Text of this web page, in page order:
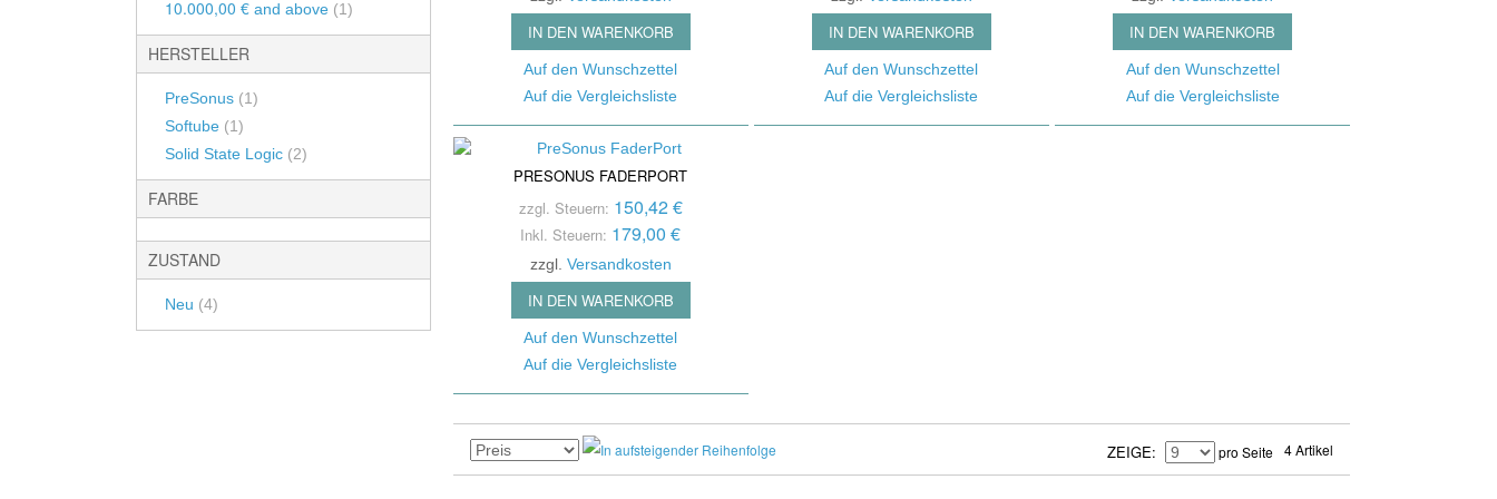
Other 500 Series Modules
Kanalzüge / Channelstrips
Racksysteme
SSL Xlogic Xrack
80 Series Rack
Tube Tech Rack
BURL Audio B80
API 200er Serie
Neve Rack
Line Amps
DI-Boxen
Verstärker / Endstufen
Blender
Steckfelder / Patchbays
Taktgeber / Wordclocks
Noise Reduction / Klang-
Splitter
Other Signal Prozessors
Hyperniere / Hyper-Cardiod
Halbkugel / Hemispherical
Mikrofon-Sets
Bändchen Mikrofone
Mikrofone Mit Tauchspule
Mikrofon Zubehör
10.000,00 € and above (1)
HERSTELLER
PreSonus (1)
Softube (1)
Solid State Logic (2)
FARBE
ZUSTAND
Neu (4)
IN DEN WARENKORB
Auf den Wunschzettel
Auf die Vergleichsliste
IN DEN WARENKORB
Auf den Wunschzettel
Auf die Vergleichsliste
IN DEN WARENKORB
Auf den Wunschzettel
Auf die Vergleichsliste
PRESONUS FADERPORT
zzgl. Steuern: 150,42 €
Inkl. Steuern: 179,00 €
zzgl. Versandkosten
IN DEN WARENKORB
Auf den Wunschzettel
Auf die Vergleichsliste
4 Artikel
ZEIGE pro Seite